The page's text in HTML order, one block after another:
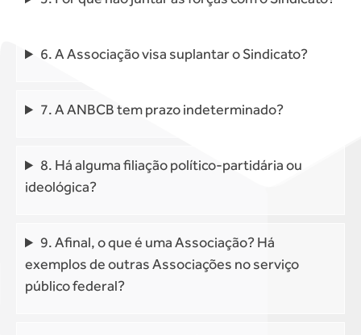
6. A Associação visa suplantar o Sindicato?
7. A ANBCB tem prazo indeterminado?
8. Há alguma filiação político-partidária ou
ideológica?
9. Afinal, o que é uma Associação? Há
exemplos de outras Associações no serviço
público federal?